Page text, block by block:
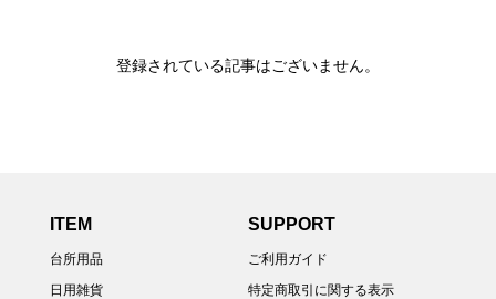
登録されている記事はございません。
ITEM
台所用品
日用雑貨
SUPPORT
ご利用ガイド
特定商取引に関する表示